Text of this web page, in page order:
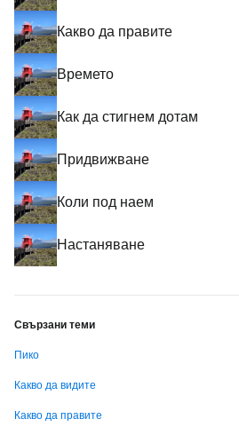
Какво да правите
Времето
Как да стигнем дотам
Придвижване
Коли под наем
Настаняване
Свързани теми
Пико
Какво да видите
Какво да правите